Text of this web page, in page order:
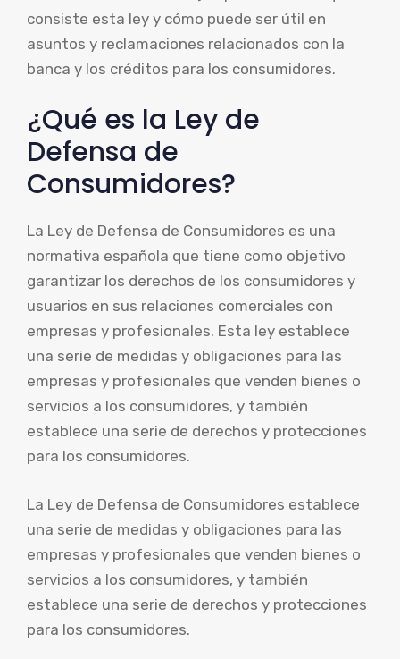
consiste esta ley y cómo puede ser útil en
asuntos y reclamaciones relacionados con la
banca y los créditos para los consumidores.
¿Qué es la Ley de
Defensa de
Consumidores?
La Ley de Defensa de Consumidores es una
normativa española que tiene como objetivo
garantizar los derechos de los consumidores y
usuarios en sus relaciones comerciales con
empresas y profesionales. Esta ley establece
una serie de medidas y obligaciones para las
empresas y profesionales que venden bienes o
servicios a los consumidores, y también
establece una serie de derechos y protecciones
para los consumidores.
La Ley de Defensa de Consumidores establece
una serie de medidas y obligaciones para las
empresas y profesionales que venden bienes o
servicios a los consumidores, y también
establece una serie de derechos y protecciones
para los consumidores.